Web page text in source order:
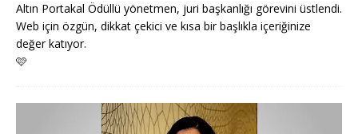
Altın Portakal Ödüllü yönetmen, juri başkanlığı görevini üstlendi.
Web için özgün, dikkat çekici ve kısa bir başlıkla içeriğinize
değer katıyor.
🩷